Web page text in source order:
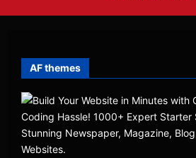
AF themes